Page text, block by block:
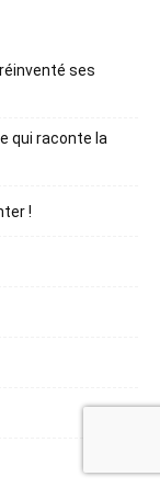
ses
qui raconte la
!